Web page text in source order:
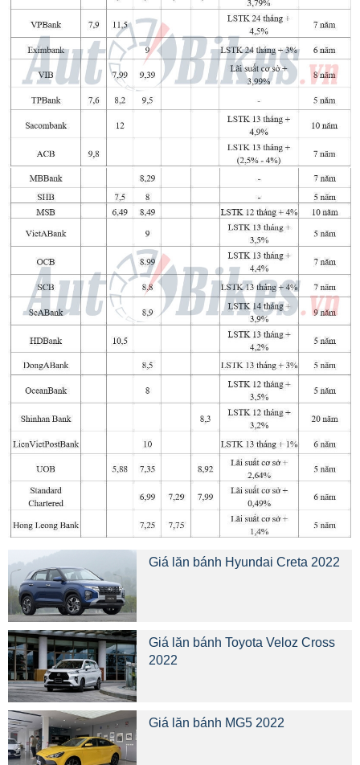
Giá lăn bánh Hyundai Creta 2022
Giá lăn bánh Toyota Veloz Cross
2022
Giá lăn bánh MG5 2022